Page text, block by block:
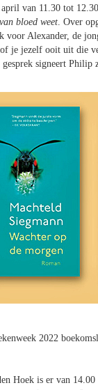
van 11.30 tot
bloed weet . Over
voor Alexander, de
je jezelf ooit uit die
signeert Philip
2022
Hoek is er van